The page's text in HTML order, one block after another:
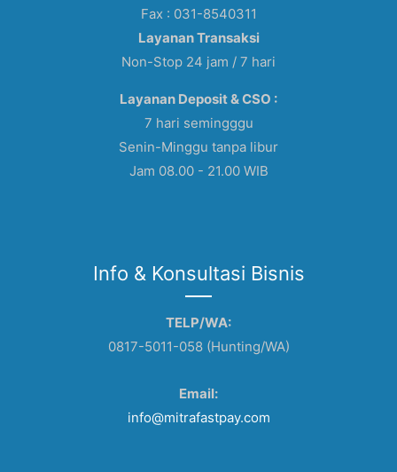
Fax : 031-8540311
Layanan Transaksi
Non-Stop 24 jam / 7 hari
Layanan Deposit & CSO :
7 hari semingggu
Senin-Minggu tanpa libur
Jam 08.00 - 21.00 WIB
Info & Konsultasi Bisnis
TELP/WA:
0817-5011-058 (Hunting/WA)
Email:
info@mitrafastpay.com